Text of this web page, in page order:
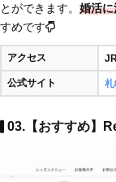
とができます。 婚活
すめです
アクセス
公式サイト
03.【おすすめ】